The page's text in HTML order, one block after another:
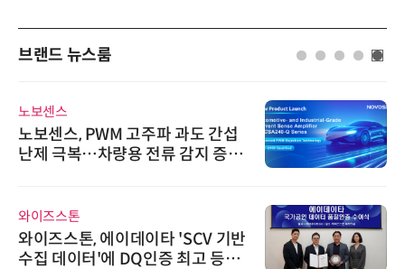
브랜드 뉴스룸
노보센스
노보센스, PWM 고주파 과도 간섭
난제 극복…차량용 전류 감지 증폭
와이즈스톤
와이즈스톤, 에이데이타 'SCV 기반
수집 데이터'에 DQ인증 최고 등급